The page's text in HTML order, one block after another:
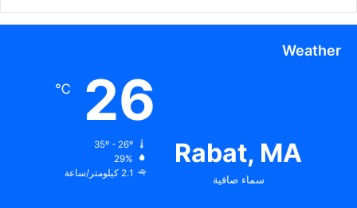
Weather
Rabat, MA
سماء صافية
26
℃
29%
2.1 كيلومتر/ساعة